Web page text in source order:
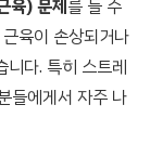
육) 문제를 들 수
육이 손상되거나
니다. 특히 스트레
들에게서 자주 나